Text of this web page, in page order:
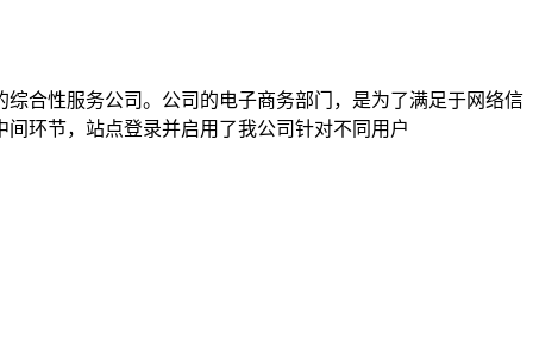
合性服务公司。公司的电子商务部门，是为了满足于网络信
环节，站点登录并启用了我公司针对不同用户